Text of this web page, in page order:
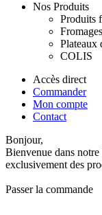
Nos Produits
Produits
Fromages
Plateaux
COLIS
Accès direct
Commander
Mon compte
Contact
Bonjour,
Bienvenue dans
exclusivement des
Passer la commande